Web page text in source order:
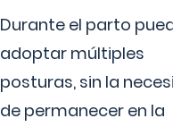
Durante el parto
adoptar múltiples
posturas, sin la
de permanecer en la